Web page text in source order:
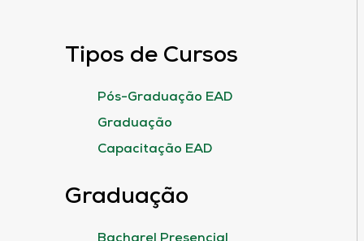
Tipos de Cursos
Pós-Graduação EAD
Graduação
Capacitação EAD
Graduação